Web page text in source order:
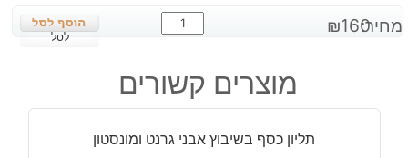
מחיר: ₪160
כמות
של
כסף
משובצת
רודונייט
לסל
מוצרים קשורים
תליון כסף בשיבוץ אבני גרנט ומונסטון